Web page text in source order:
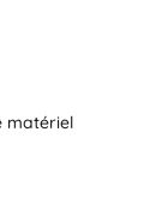
matériel